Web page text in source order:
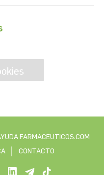
FARMACEUTICOS.COM
CONTACTO